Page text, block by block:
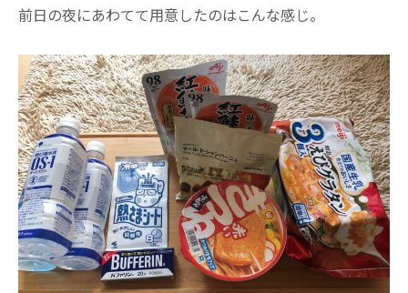
前日の夜にあわてて用意したのはこんな感じ。